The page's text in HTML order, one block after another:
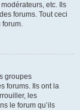
etc. Ils
forums. Tout ceci
forum.
groupes
forums. Ils ont la
les
le forum qu’ils